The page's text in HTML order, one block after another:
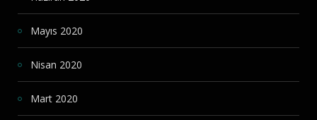
Mayıs 2020
Nisan 2020
Mart 2020